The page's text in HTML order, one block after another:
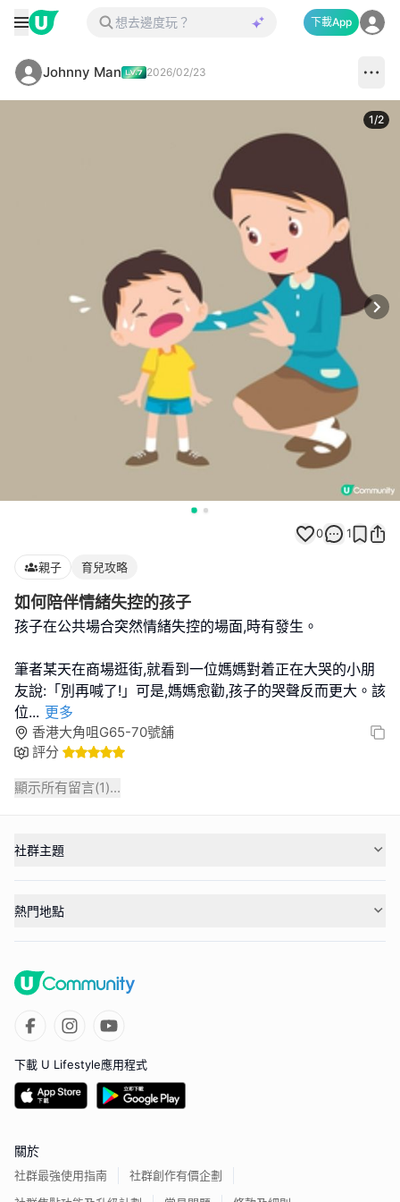
下載App
Johnny Man 2026/02/23
1/2
0 1
親子 育兒攻略
如何陪伴情緒失控的孩子
孩子在公共場合突然情緒失控的場面,時有發生。
筆者某天在商場逛街,就看到一位媽媽對着正在大哭的小朋
友說:「別再喊了!」可是,媽媽愈勸,孩子的哭聲反而更大。該
位... 更多
香港大角咀G65-70號舖
評分
顯示所有留言(1)...
社群主題
熱門地點
下載 U Lifestyle應用程式
關於
社群最強使用指南
社群創作有價企劃